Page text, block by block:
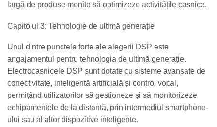
largă de produse menite să optimizeze activitățile casnice.
Capitolul 3: Tehnologie de ultimă generație
Unul dintre punctele forte ale alegerii DSP este
angajamentul pentru tehnologia de ultimă generație.
Electrocasnicele DSP sunt dotate cu sisteme avansate de
conectivitate, inteligentă artificială și control vocal,
permițând utilizatorilor să gestioneze și să monitorizeze
echipamentele de la distanță, prin intermediul smartphone-
ului sau al altor dispozitive inteligente.